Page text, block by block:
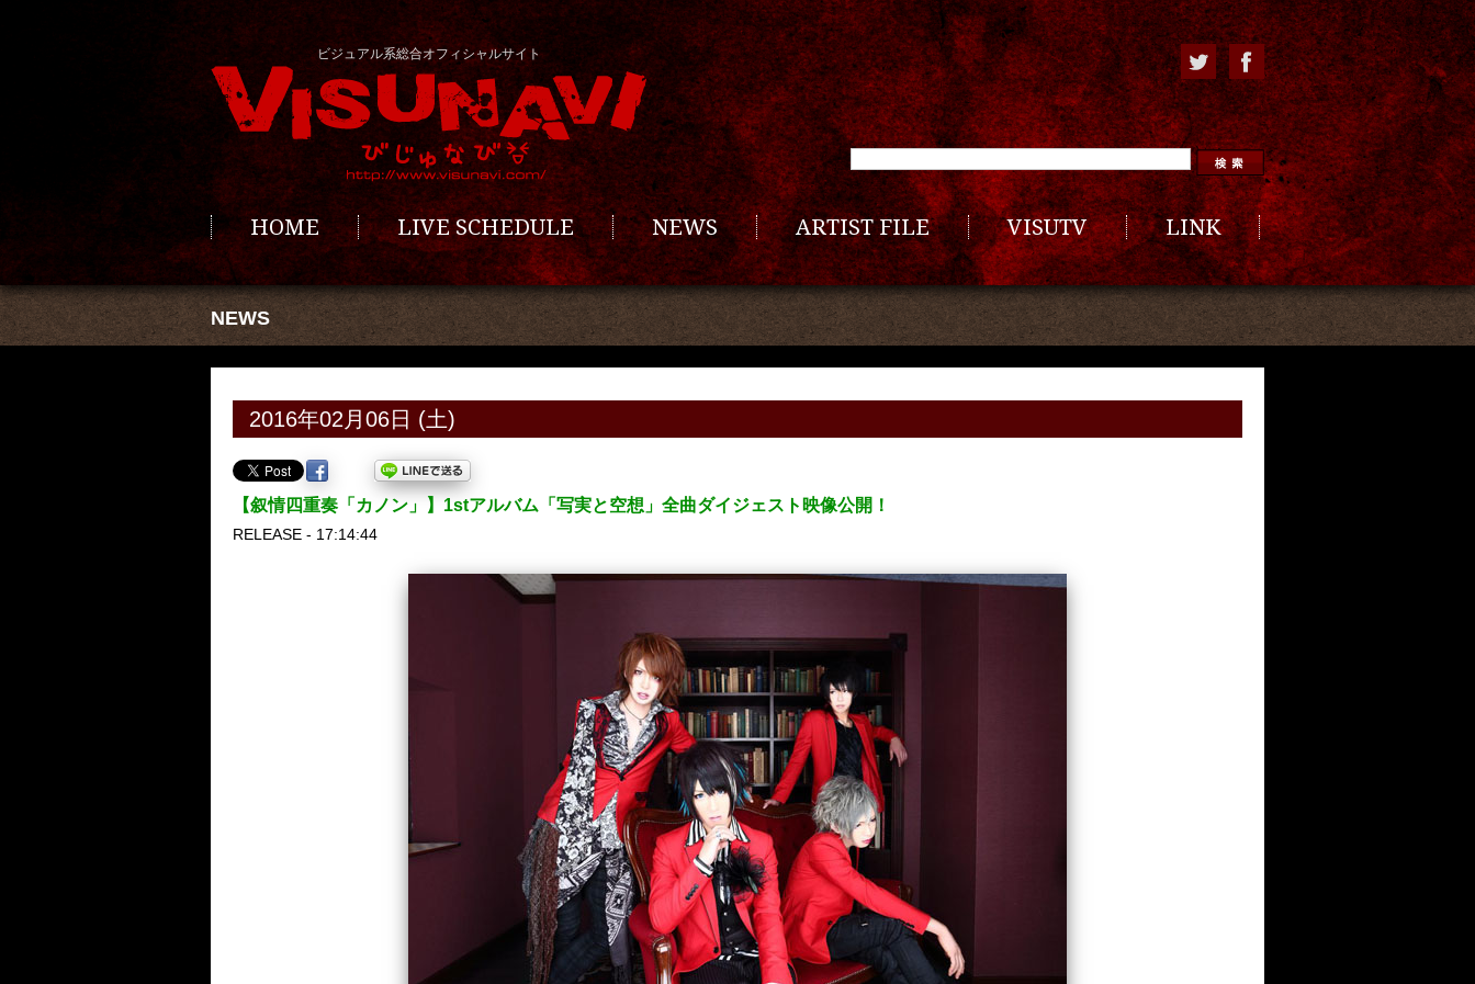
ビジュアル系総合オフィシャルサイト
HOME LIVE SCHEDULE NEWS ARTIST FILE VISUTV LINK
NEWS
2016年02月06日 (土)
【叙情四重奏「カノン」】1stアルバム「写実と空想」全曲ダイジェスト映像公開！
RELEASE - 17:14:44